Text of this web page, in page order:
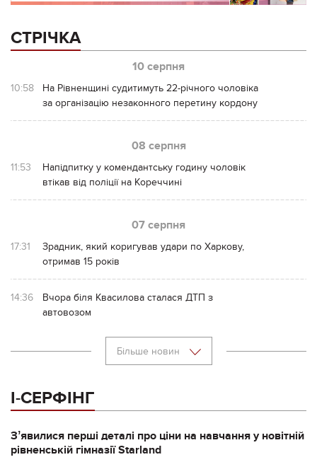
СТРІЧКА
10 серпня
10:58
На Рівненщині судитимуть 22-річного чоловіка
за організацію незаконного перетину кордону
08 серпня
11:53
Напідпитку у комендантську годину чоловік
втікав від поліції на Кореччині
07 серпня
17:31
Зрадник, який коригував удари по Харкову,
отримав 15 років
14:36
Вчора біля Квасилова сталася ДТП з
автовозом
Більше новин
І-СЕРФІНГ
Зʼявилися перші деталі про ціни на навчання у новітній
рівненській гімназії Starland